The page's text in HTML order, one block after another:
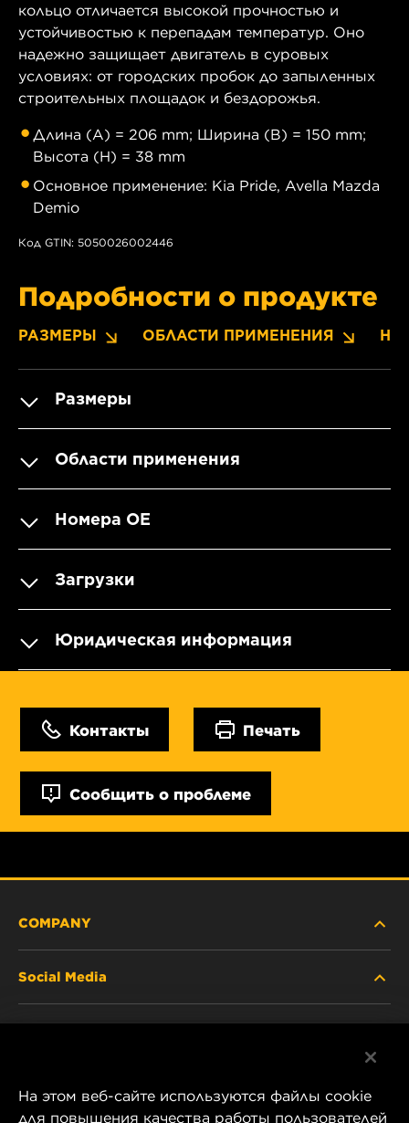
кольцо отличается высокой прочностью и
устойчивостью к перепадам температур. Оно
надежно защищает двигатель в суровых
условиях: от городских пробок до запыленных
строительных площадок и бездорожья.
Длина (A) = 206 mm; Ширина (B) = 150 mm;
Высота (H) = 38 mm
Основное применение: Kia Pride, Avella Mazda
Demio
Код GTIN: 5050026002446
Подробности о продукте
РАЗМЕРЫ ОБЛАСТИ ПРИМЕНЕНИЯ
Размеры
Области применения
Номера OE
Загрузки
Юридическая информация
Контакты Печать
Сообщить о проблеме
COMPANY
CAREER
Social Media
Instagram
На этом веб-сайте используются файлы cookie
для повышения качества работы пользователей